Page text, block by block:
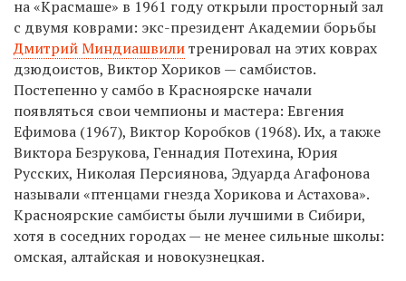
на «Красмаше» в 1961 году открыли просторный зал
с двумя коврами: экс-президент Академии борьбы
Дмитрий Миндиашвилитренировал на этих коврах
дзюдоистов, Виктор Хориков — самбистов.
Постепенно у самбо в Красноярске начали
появляться свои чемпионы и мастера: Евгения
Ефимова (1967), Виктор Коробков (1968). Их, а также
Виктора Безрукова, Геннадия Потехина, Юрия
Русских, Николая Персиянова, Эдуарда Агафонова
называли «птенцами гнезда Хорикова и Астахова».
Красноярские самбисты были лучшими в Сибири,
хотя в соседних городах — не менее сильные школы:
омская, алтайская и новокузнецкая.